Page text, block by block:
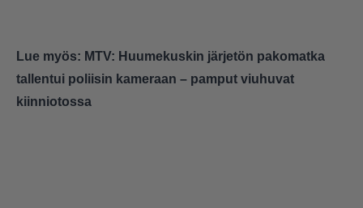
Lue myös: MTV: Huumekuskin järjetön pakomatka
tallentui poliisin kameraan – pamput viuhuvat
kiinniotossa